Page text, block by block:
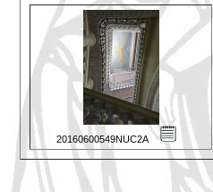
20160600549NUC2A